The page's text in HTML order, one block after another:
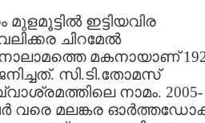
ഇട്ടിയവിര
ചിറമേല്‍
മകനായാണ്
സി.ടി.തോമസ്
നാമം. 2005-
വരെ മലങ്കര